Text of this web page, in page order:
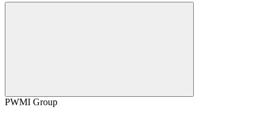
PWMI Group